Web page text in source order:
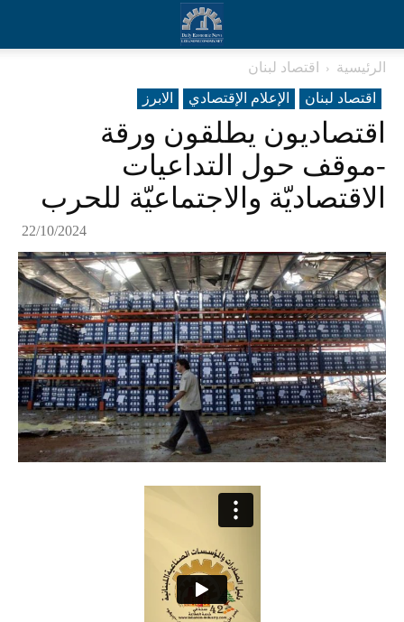
الرئيسية
اقتصاد لبنان
اقتصاد لبنان
الإعلام الإقتصادي الابرز
اقتصاديون يطلقون ورقة
-موقف حول التداعيات
الاقتصاديّة والاجتماعيّة للحرب
22/10/2024